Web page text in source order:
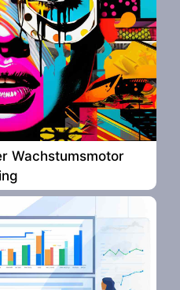
Wachstumsmotor